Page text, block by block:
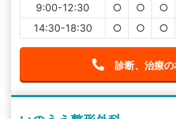
9:00-12:30
○ ○ ○
14:30-18:30
○ ○ ○
診断、治療